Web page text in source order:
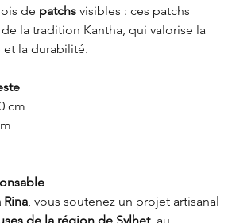
de patchs visibles : ces patchs
la tradition Kantha, qui valorise la
la durabilité.
cm
Rina, vous soutenez un projet artisanal